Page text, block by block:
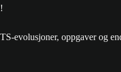
evolusjoner, oppgaver og